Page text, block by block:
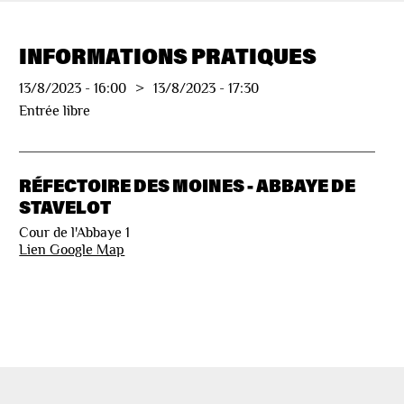
INFORMATIONS PRATIQUES
13/8/2023 -16:00 > 13/8/2023 -17:30
Entrée libre
RÉFECTOIRE DES MOINES - ABBAYE DE
STAVELOT
Cour de l'Abbaye 1
Lien Google Map